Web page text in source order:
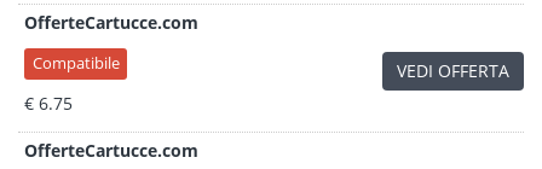
OfferteCartucce.com
Compatibile
€ 6.75
VEDI OFFERTA
OfferteCartucce.com